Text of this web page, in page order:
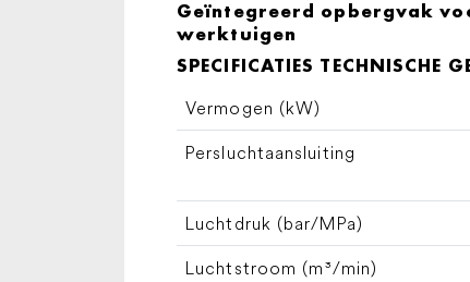
Geïntegreerd opbergvak
werktuigen
SPECIFICATIES TECHNISCHE
Vermogen (kW)
Persluchtaansluiting
Luchtdruk (bar/MPa)
Luchtstroom (m³/min)